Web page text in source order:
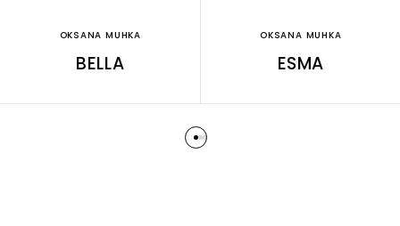
OKSANA MUHKA
BELLA
OKSANA MUHKA
ESMA